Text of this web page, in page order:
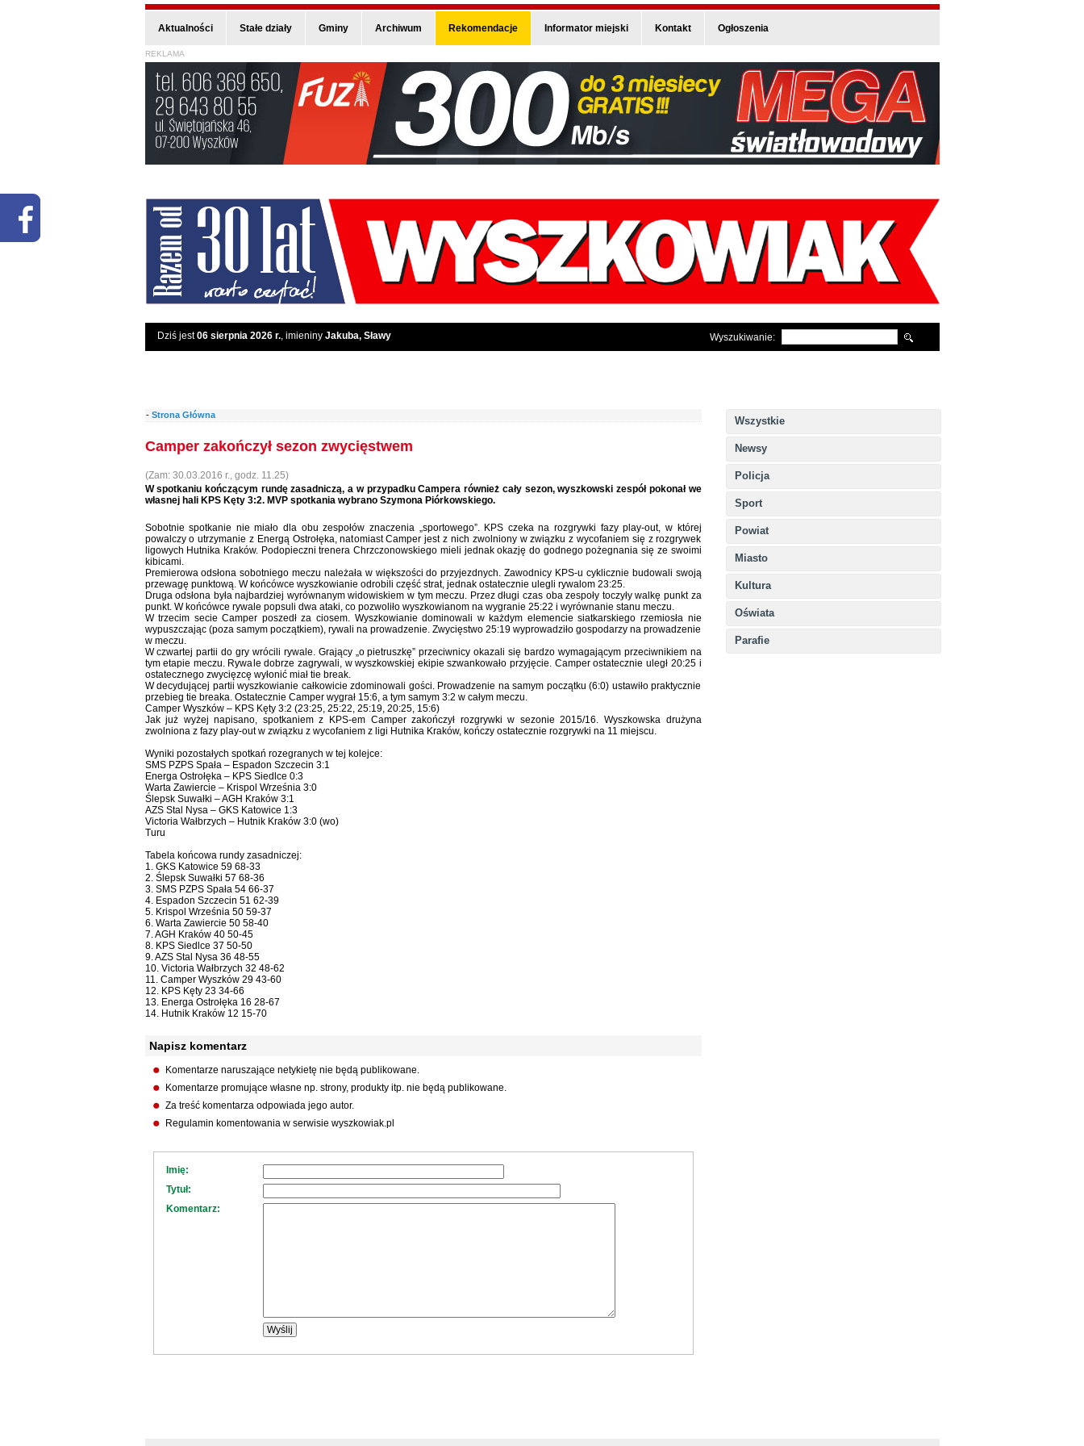
Aktualności Stałe działy Gminy Archiwum Rekomendacje Informator miejski Kontakt Ogłoszenia
REKLAMA
Dziś jest06 sierpnia 2026 r., imieniny Jakuba, Sławy Wyszukiwanie:
Wszystkie
Newsy
Policja
Sport
Powiat
Miasto
Kultura
Oświata
Parafie
- Strona Główna
Camper zakończył sezon zwycięstwem
(Zam: 30.03.2016 r., godz. 11.25)
W spotkaniu kończącym rundę zasadniczą, a w przypadku Campera również cały sezon, wyszkowski zespół pokonał we
własnej hali KPS Kęty 3:2. MVP spotkania wybrano Szymona Piórkowskiego.
Sobotnie spotkanie nie miało dla obu zespołów znaczenia „sportowego”. KPS czeka na rozgrywki fazy play-out, w której
powalczy o utrzymanie z Energą Ostrołęka, natomiast Camper jest z nich zwolniony w związku z wycofaniem się z rozgrywek
ligowych Hutnika Kraków. Podopieczni trenera Chrzczonowskiego mieli jednak okazję do godnego pożegnania się ze swoimi
kibicami.
Premierowa odsłona sobotniego meczu należała w większości do przyjezdnych. Zawodnicy KPS-u cyklicznie budowali swoją
przewagę punktową. W końcówce wyszkowianie odrobili część strat, jednak ostatecznie ulegli rywalom 23:25.
Druga odsłona była najbardziej wyrównanym widowiskiem w tym meczu. Przez długi czas oba zespoły toczyły walkę punkt za
punkt. W końcówce rywale popsuli dwa ataki, co pozwoliło wyszkowianom na wygranie 25:22 i wyrównanie stanu meczu.
W trzecim secie Camper poszedł za ciosem. Wyszkowianie dominowali w każdym elemencie siatkarskiego rzemiosła nie
wypuszczając (poza samym początkiem), rywali na prowadzenie. Zwycięstwo 25:19 wyprowadziło gospodarzy na prowadzenie
w meczu.
W czwartej partii do gry wrócili rywale. Grający „o pietruszkę” przeciwnicy okazali się bardzo wymagającym przeciwnikiem na
tym etapie meczu. Rywale dobrze zagrywali, w wyszkowskiej ekipie szwankowało przyjęcie. Camper ostatecznie uległ 20:25 i
ostatecznego zwycięzcę wyłonić miał tie break.
W decydującej partii wyszkowianie całkowicie zdominowali gości. Prowadzenie na samym początku (6:0) ustawiło praktycznie
przebieg tie breaka. Ostatecznie Camper wygrał 15:6, a tym samym 3:2 w całym meczu.
Camper Wyszków – KPS Kęty 3:2 (23:25, 25:22, 25:19, 20:25, 15:6)
Jak już wyżej napisano, spotkaniem z KPS-em Camper zakończył rozgrywki w sezonie 2015/16. Wyszkowska drużyna
zwolniona z fazy play-out w związku z wycofaniem z ligi Hutnika Kraków, kończy ostatecznie rozgrywki na 11 miejscu.
Wyniki pozostałych spotkań rozegranych w tej kolejce:
SMS PZPS Spała – Espadon Szczecin 3:1
Energa Ostrołęka – KPS Siedlce 0:3
Warta Zawiercie – Krispol Września 3:0
Ślepsk Suwałki – AGH Kraków 3:1
AZS Stal Nysa – GKS Katowice 1:3
Victoria Wałbrzych – Hutnik Kraków 3:0 (wo)
Turu
Tabela końcowa rundy zasadniczej:
1. GKS Katowice 59 68-33
2. Ślepsk Suwałki 57 68-36
3. SMS PZPS Spała 54 66-37
4. Espadon Szczecin 51 62-39
5. Krispol Września 50 59-37
6. Warta Zawiercie 50 58-40
7. AGH Kraków 40 50-45
8. KPS Siedlce 37 50-50
9. AZS Stal Nysa 36 48-55
10. Victoria Wałbrzych 32 48-62
11. Camper Wyszków 29 43-60
12. KPS Kęty 23 34-66
13. Energa Ostrołęka 16 28-67
14. Hutnik Kraków 12 15-70
Napisz komentarz
Komentarze naruszające netykietę nie będą publikowane.
Komentarze promujące własne np. strony, produkty itp. nie będą publikowane.
Za treść komentarza odpowiada jego autor.
Regulamin komentowania w serwisie wyszkowiak.pl
Imię:
Tytuł:
Komentarz: